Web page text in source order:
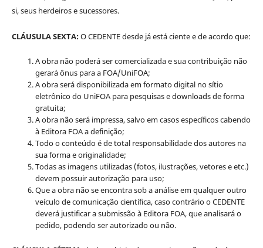
si, seus herdeiros e sucessores.
CLÁUSULA SEXTA:O CEDENTE desde já está ciente e de acordo que:
A obra não poderá ser comercializada e sua contribuição não
gerará ônus para a FOA/UniFOA;
A obra será disponibilizada em formato digital no sítio
eletrônico do UniFOA para pesquisas e downloads de forma
gratuita;
A obra não será impressa, salvo em casos específicos cabendo
à Editora FOA a definição;
Todo o conteúdo é de total responsabilidade dos autores na
sua forma e originalidade;
Todas as imagens utilizadas (fotos, ilustrações, vetores e etc.)
devem possuir autorização para uso;
Que a obra não se encontra sob a análise em qualquer outro
veículo de comunicação científica, caso contrário o CEDENTE
deverá justificar a submissão à Editora FOA, que analisará o
pedido, podendo ser autorizado ou não.